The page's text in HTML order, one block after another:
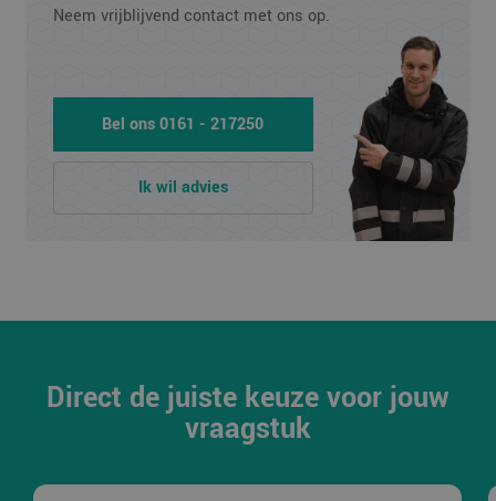
Neem vrijblijvend contact met ons op.
Bel ons 0161 - 217250
Ik wil advies
Direct de juiste keuze voor jouw
vraagstuk